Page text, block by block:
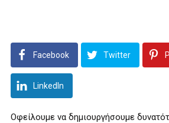
Facebook Twitter
LinkedIn
Οφείλουμε να δημιουργήσουμε